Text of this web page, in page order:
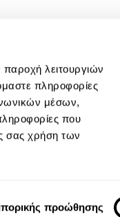
παροχή λειτουργιών
πληροφορίες
μέσων,
που
σας χρήση των
προώθησης